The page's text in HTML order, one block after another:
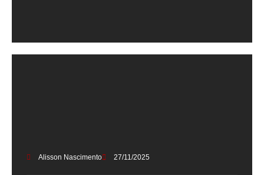
Alisson Nascimento 27/11/2025